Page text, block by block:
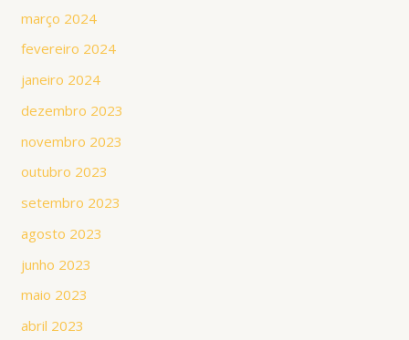
março 2024
fevereiro 2024
janeiro 2024
dezembro 2023
novembro 2023
outubro 2023
setembro 2023
agosto 2023
junho 2023
maio 2023
abril 2023